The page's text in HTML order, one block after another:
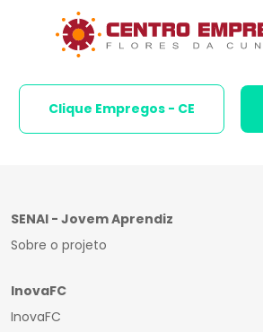
Clique Empregos - CE
SENAI - Jovem Aprendiz
Sobre o projeto
InovaFC
InovaFC